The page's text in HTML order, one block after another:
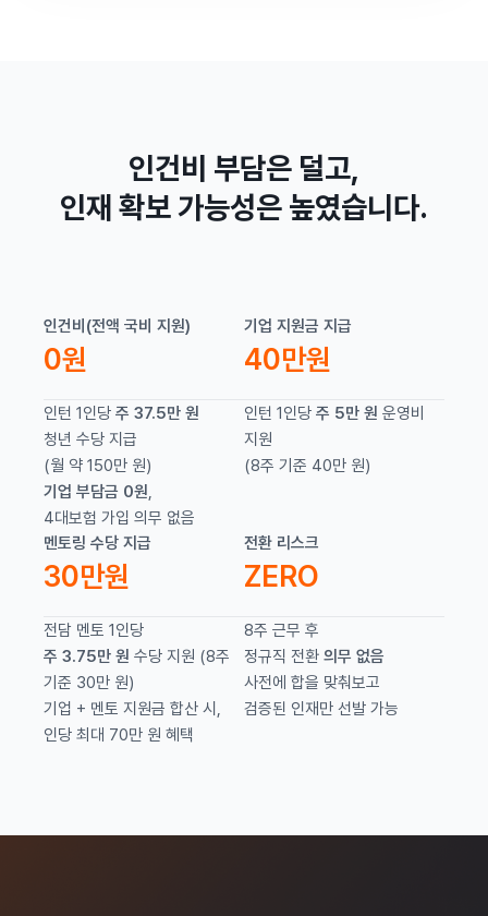
인건비 부담은 덜고,
인재 확보 가능성은 높였습니다.
인건비(전액 국비 지원)
0원
인턴 1인당 주 37.5만 원
청년 수당 지급
(월 약 150만 원)
기업 부담금 0원
4대보험 가입 의무 없음
기업 지원금 지급
40만원
인턴 1인당 주 5만 원 운영비
지원
(8주 기준 40만 원)
멘토링 수당 지급
30만원
전담 멘토 1인당
주 3.75만 원 수당 지원 (8주
기준 30만 원)
기업 + 멘토 지원금 합산 시,
인당 최대 70만 원 혜택
전환 리스크
ZERO
8주 근무 후
정규직 전환 의무 없음
사전에 합을 맞춰보고
검증된 인재만 선발 가능